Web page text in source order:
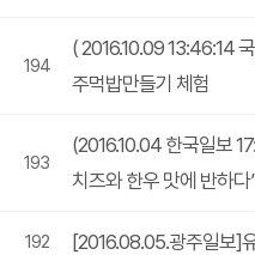
194
( 2016.10.09 13:46:14
주먹밥만들기 체험
193
(2016.10.04 한국일보
치즈와 한우 맛에 반하다
192 [2016.08.05.광주일보]